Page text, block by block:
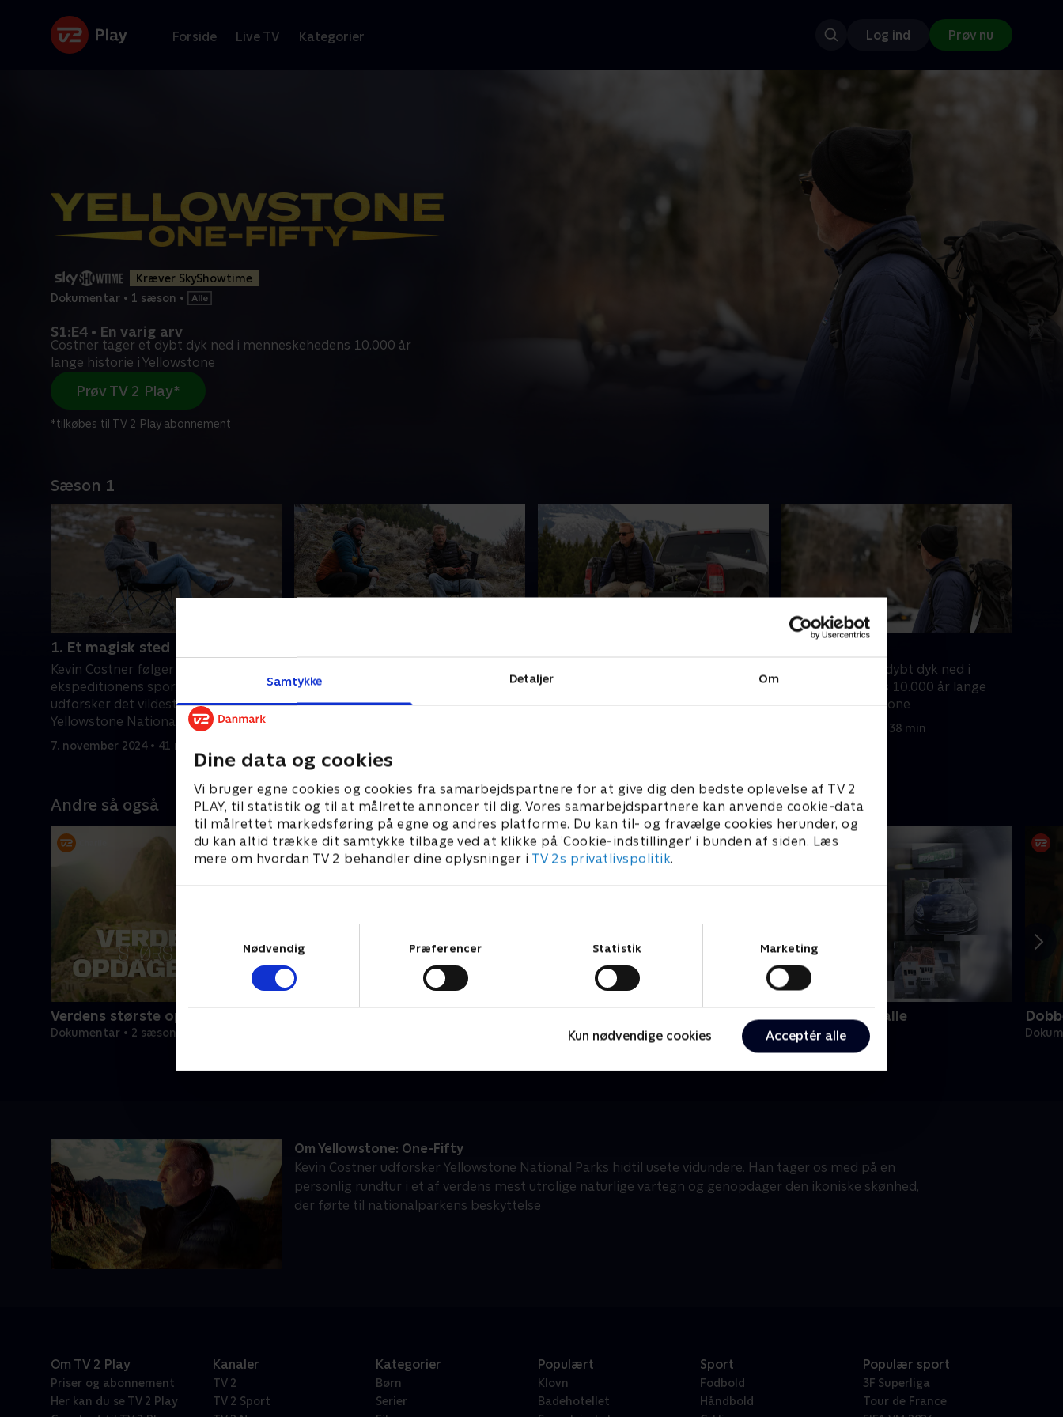
Samtykke Detaljer Om
Dine data og cookies
Vi bruger egne cookies og cookies fra samarbejdspartnere for at give dig den bedste oplevelse af TV 2
PLAY, til statistik og til at målrette annoncer til dig. Vores samarbejdspartnere kan anvende cookie-data
til målrettet markedsføring på egne og andres platforme. Du kan til- og fravælge cookies herunder, og
du kan altid trække dit samtykke tilbage ved at klikke på ’Cookie-indstillinger’ i bunden af siden. Læs
mere om hvordan TV 2 behandler dine oplysninger i TV 2s privatlivspolitik.
Nødvendig
Præferencer Statistik Marketing
Kun nødvendige cookies Acceptér alle
Forside Live TV Kategorier Log ind Prøv nu
Kræver SkyShowtime
Dokumentar • 1 sæson •
S1:E4 • En varig arv
Costner tager et dybt dyk ned i menneskehedens 10.000 år
lange historie i Yellowstone
Prøv TV 2 Play*
*tilkøbes til TV 2 Play abonnement
Sæson 1
1. Et magisk sted
Kevin Costner følger i Hayden-
ekspeditionens spor, mens han
udforsker det vildeste terræn i
Yellowstone National Park
7. november 2024 • 41 min
ulidelige kuldegrader parkens dyreliv,
som er nødt til at finde mad under
af dyr tilbage til parken, ledsaget af
Costner tager et dybt dyk ned i
menneskehedens 10.000 år lange
historie i Yellowstone
7. november 2024 • 38 min
Andre så også
Verdens største opdagelser
Dokumentar • 2 sæsoner
Manden der forblændede alle
Dokumentar • 1 sæsoner
Om Yellowstone: One-Fifty
Kevin Costner udforsker Yellowstone National Parks hidtil usete vidundere. Han tager os med på en
personlig rundtur i et af verdens mest utrolige naturlige vartegn og genopdager den ikoniske skønhed,
der førte til nationalparkens beskyttelse
Om TV 2 Play
Priser og abonnement
Her kan du se TV 2 Play
Kanaler
TV 2
TV 2 Sport
Kategorier
Børn
Serier
Populært
Klovn
Badehotellet
Sport
Fodbold
Håndbold
Populær sport
3F Superliga
Tour de France